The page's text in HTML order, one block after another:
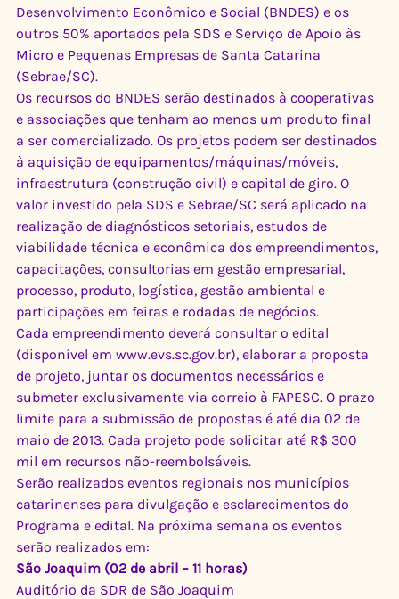
Desenvolvimento Econômico e Social (BNDES) e os
outros 50% aportados pela SDS e Serviço de Apoio às
Micro e Pequenas Empresas de Santa Catarina
(Sebrae/SC).
Os recursos do BNDES serão destinados à cooperativas
e associações que tenham ao menos um produto final
a ser comercializado. Os projetos podem ser destinados
à aquisição de equipamentos/máquinas/móveis,
infraestrutura (construção civil) e capital de giro. O
valor investido pela SDS e Sebrae/SC será aplicado na
realização de diagnósticos setoriais, estudos de
viabilidade técnica e econômica dos empreendimentos,
capacitações, consultorias em gestão empresarial,
processo, produto, logística, gestão ambiental e
participações em feiras e rodadas de negócios.
Cada empreendimento deverá consultar o edital
(disponível em www.evs.sc.gov.br), elaborar a proposta
de projeto, juntar os documentos necessários e
submeter exclusivamente via correio à FAPESC. O prazo
limite para a submissão de propostas é até dia 02 de
maio de 2013. Cada projeto pode solicitar até R$ 300
mil em recursos não-reembolsáveis.
Serão realizados eventos regionais nos municípios
catarinenses para divulgação e esclarecimentos do
Programa e edital. Na próxima semana os eventos
serão realizados em:
São Joaquim (02 de abril – 11 horas)
Auditório da SDR de São Joaquim